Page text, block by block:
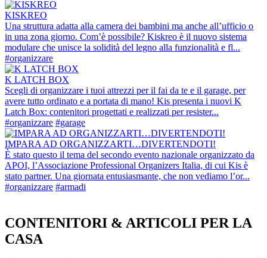
KISKREO
Una struttura adatta alla camera dei bambini ma anche all’ufficio o
in una zona giorno. Com’è possibile? Kiskreo è il nuovo sistema
modulare che unisce la solidità del legno alla funzionalità e fl...
#organizzare
K LATCH BOX
Scegli di organizzare i tuoi attrezzi per il fai da te e il garage, per
avere tutto ordinato e a portata di mano! Kis presenta i nuovi K
Latch Box: contenitori progettati e realizzati per resister...
#organizzare #garage
IMPARA AD ORGANIZZARTI…DIVERTENDOTI!
È stato questo il tema del secondo evento nazionale organizzato da
APOI, l’Associazione Professional Organizers Italia, di cui Kis è
stato partner. Una giornata entusiasmante, che non vediamo l’or...
#organizzare #armadi
CONTENITORI & ARTICOLI PER LA
CASA